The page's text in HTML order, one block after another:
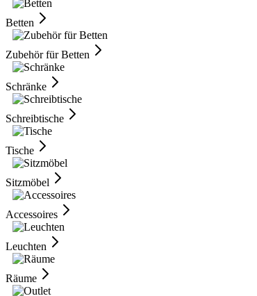
Betten
Zubehör für Betten
Schränke
Schreibtische
Tische
Sitzmöbel
Accessoires
Leuchten
Räume